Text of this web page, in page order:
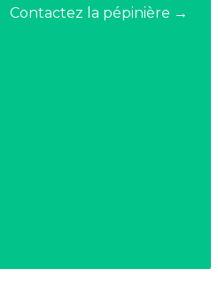
Contactez la pépinière →